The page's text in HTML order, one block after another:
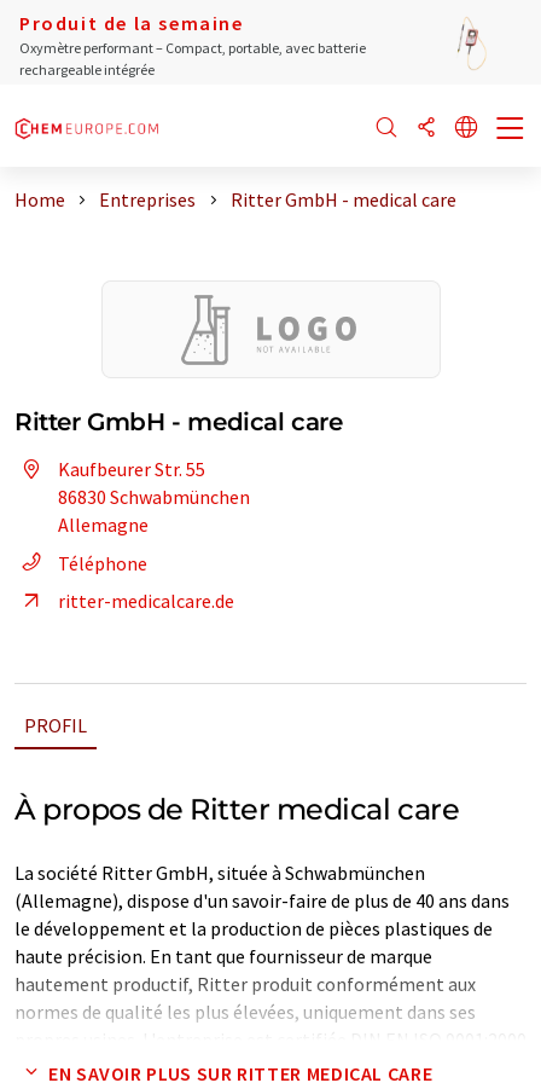
Produit de la semaine
Oxymètre performant – Compact, portable, avec batterie
rechargeable intégrée
Home Entreprises Ritter GmbH - medical care
Ritter GmbH - medical care
Kaufbeurer Str. 55
86830 Schwabmünchen
Allemagne
Téléphone
ritter-medicalcare.de
PROFIL
À propos de Ritter medical care
La société Ritter GmbH, située à Schwabmünchen
(Allemagne), dispose d'un savoir-faire de plus de 40 ans dans
le développement et la production de pièces plastiques de
haute précision. En tant que fournisseur de marque
hautement productif, Ritter produit conformément aux
normes de qualité les plus élevées, uniquement dans ses
depuis 1998 et travaille selon la directive qualité DIN EN ISO
EN SAVOIR PLUS SUR RITTER MEDICAL CARE